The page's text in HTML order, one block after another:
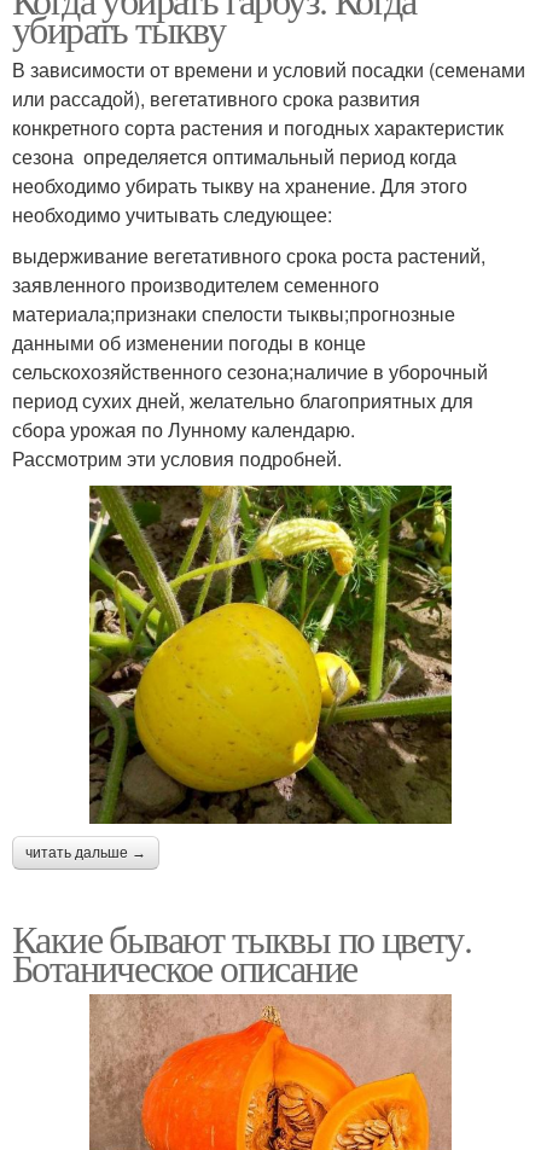
убирать тыкву
В зависимости от времени и условий посадки (семенами
или рассадой), вегетативного срока развития
конкретного сорта растения и погодных характеристик
сезона определяется оптимальный период когда
необходимо убирать тыкву на хранение. Для этого
необходимо учитывать следующее:
выдерживание вегетативного срока роста растений,
заявленного производителем семенного
материала;признаки спелости тыквы;прогнозные
данными об изменении погоды в конце
сельскохозяйственного сезона;наличие в уборочный
период сухих дней, желательно благоприятных для
сбора урожая по Лунному календарю.
Рассмотрим эти условия подробней.
читать дальше →
Какие бывают тыквы по цвету.
Ботаническое описание